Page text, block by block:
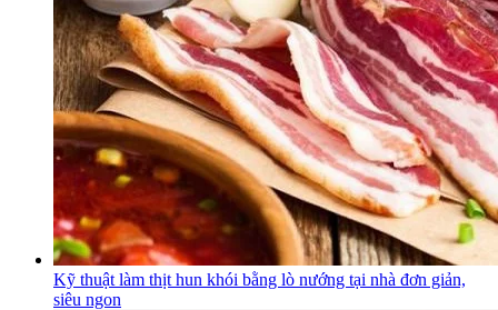
Kỹ thuật làm thịt hun khói bằng lò nướng tại nhà đơn giản,
siêu ngon